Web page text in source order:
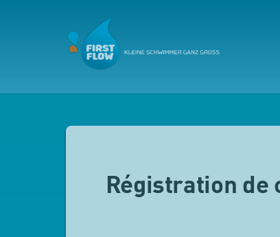
Régistration de